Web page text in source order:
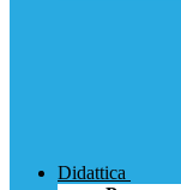
Didattica